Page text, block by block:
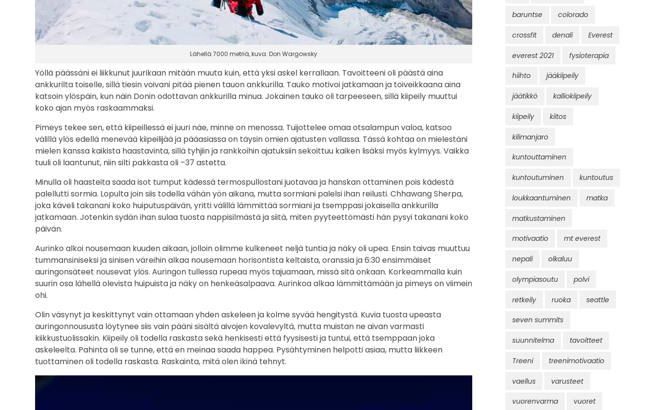
Lähellä 7000 metriä, kuva: Don Wargowsky
Yöllä päässäni ei liikkunut juurikaan mitään muuta kuin, että yksi askel kerrallaan. Tavoitteeni oli päästä aina
ankkurilta toiselle, sillä tiesin voivani pitää pienen tauon ankkurilla. Tauko motivoi jatkamaan ja toiveikkaana aina
katsoin ylöspäin, kun näin Donin odottavan ankkurilla minua. Jokainen tauko oli tarpeeseen, sillä kiipeily muuttui
koko ajan myös raskaammaksi.
Pimeys tekee sen, että kiipeillessä ei juuri näe, minne on menossa. Tuijottelee omaa otsalampun valoa, katsoo
välillä ylös edellä menevää kiipeilijää ja pääasiassa on täysin omien ajatusten vallassa. Tässä kohtaa on mielestäni
mielen kanssa kaikista haastavinta, sillä tyhjiin ja rankkoihin ajatuksiin sekoittuu kaiken lisäksi myös kylmyys. Vaikka
tuuli oli laantunut, niin silti pakkasta oli –37 astetta.
Minulla oli haasteita saada isot tumput kädessä termospullostani juotavaa ja hanskan ottaminen pois kädestä
palellutti sormia. Lopulta join siis todella vähän yön aikana, mutta sormiani palelsi ihan reilusti. Chhawang Sherpa,
joka käveli takanani koko huiputuspäivän, yritti välillä lämmittää sormiani ja tsemppasi jokaisella ankkurilla
jatkamaan. Jotenkin sydän ihan sulaa tuosta nappisilmästä ja siitä, miten pyyteettömästi hän pysyi takanani koko
päivän.
Aurinko alkoi nousemaan kuuden aikaan, jolloin olimme kulkeneet neljä tuntia ja näky oli upea. Ensin taivas muuttuu
tummansiniseksi ja sinisen väreihin alkaa nousemaan horisontista keltaista, oranssia ja 6:30 ensimmäiset
auringonsäteet nousevat ylös. Auringon tullessa rupeaa myös tajuamaan, missä sitä onkaan. Korkeammalla kuin
suurin osa lähellä olevista huipuista ja näky on henkeäsalpaava. Aurinkoa alkaa lämmittämään ja pimeys on viimein
ohi.
Olin väsynyt ja keskittynyt vain ottamaan yhden askeleen ja kolme syvää hengitystä. Kuvia tuosta upeasta
auringonnoususta löytynee siis vain pääni sisältä aivojen kovalevyltä, mutta muistan ne aivan varmasti
kiikkustuolissakin. Kiipeily oli todella raskasta sekä henkisesti että fyysisesti ja tuntui, että tsemppaan joka
askeleelta. Pahinta oli se tunne, että en meinaa saada happea. Pysähtyminen helpotti asiaa, mutta liikkeen
tuottaminen oli todella raskasta. Raskainta, mitä olen ikinä tehnyt.
baruntse colorado
crossfit denali Everest
everest 2021 fysioterapia
hiihto jääkiipeily
jäätikkö kalliokiipeily
kiipeily kiitos
kilimanjaro
kuntouttaminen
kuntoutuminen kuntoutus
loukkaantuminen matka
matkustaminen
motivaatio mt everest
nepali olkaluu
olympiasoutu polvi
retkeily ruoka seattle
seven summits
suunnitelma tavoitteet
Treeni treenimotivaatio
vaellus varusteet
vuorenvarma vuoret